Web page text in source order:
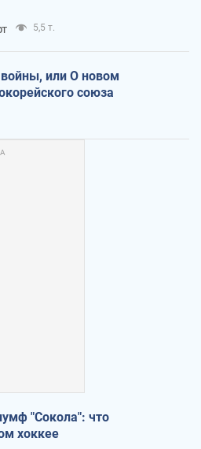
5,5 т.
или О новом
союза
"Сокола": что
хоккее